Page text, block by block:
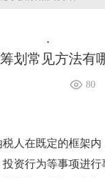
.
划常见方法有
80
人在既定的框架内
资行为等事项进行